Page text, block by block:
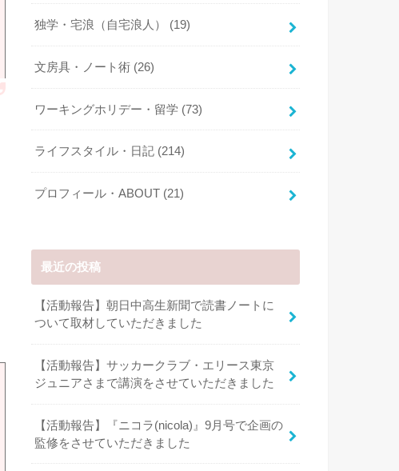
独学・宅浪（自宅浪人） (19)
文房具・ノート術 (26)
ワーキングホリデー・留学 (73)
ライフスタイル・日記 (214)
プロフィール・ABOUT (21)
最近の投稿
【活動報告】朝日中高生新聞で読書ノートに
ついて取材していただきました
【活動報告】サッカークラブ・エリース東京
ジュニアさまで講演をさせていただきました
【活動報告】『ニコラ(nicola)』9月号で企画の
監修をさせていただきました